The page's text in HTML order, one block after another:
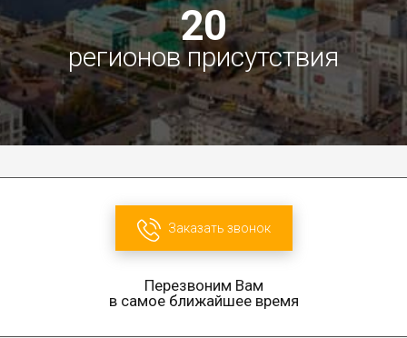
20
регионов присутствия
Заказать звонок
Перезвоним Вам
в самое ближайшее время